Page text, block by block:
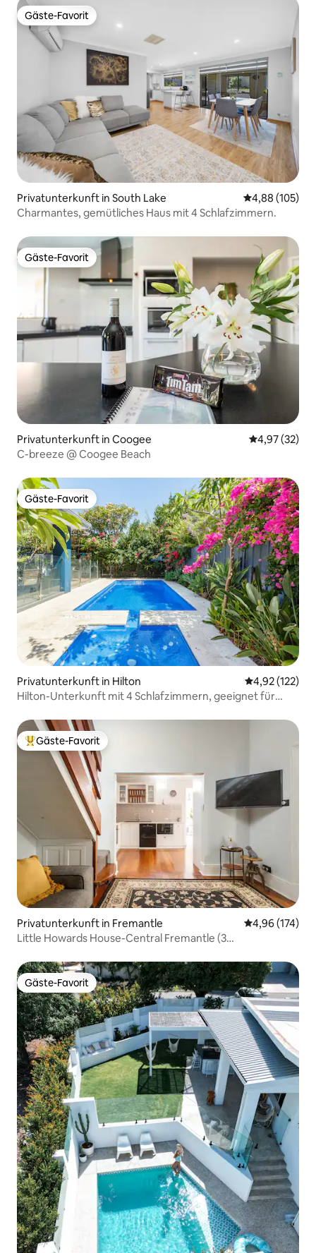
Gäste-Favorit
Gäste-Favorit
Privatunterkunft in South Lake
4,88 (105)
Charmantes, gemütliches Haus mit 4 Schlafzimmern.
Gäste-Favorit
Gäste-Favorit
Privatunterkunft in Coogee
4,97 (32)
C-breeze @ Coogee Beach
Gäste-Favorit
Gäste-Favorit
Privatunterkunft in Hilton
4,92 (122)
Hilton-Unterkunft mit 4 Schlafzimmern, geeignet für
Beliebter Gäste-Favorit.
Gäste-Favorit
Privatunterkunft in Fremantle
4,96 (174)
Little Howards House-Central Fremantle (3
Gäste-Favorit
Gäste-Favorit